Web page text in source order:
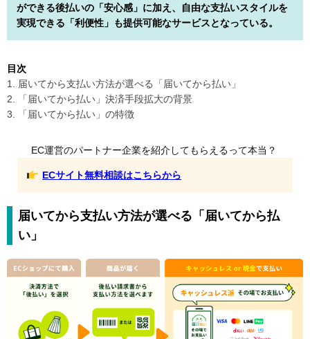
ができる後払いの「安心感」に加え、自由な支払いスタイルを
実現できる「利便性」も提供可能なサービスとなっている。
目次
1. 届いてから支払い方法が選べる「届いてから払い」
2. 「届いてから払い」決済手段拡大の背景
3. 「届いてから払い」の特徴
EC運営のパートナー企業を紹介してもらえるって本当？
ECサイト無料相談はこちらから
届いてから支払い方法が選べる「届いてから払
い」